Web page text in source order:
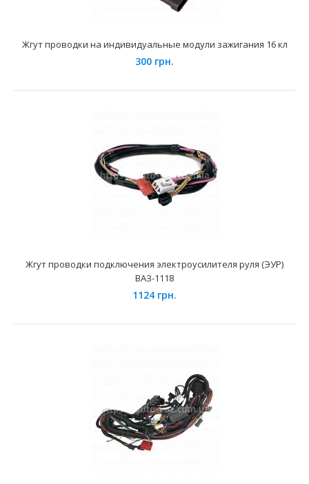
Высоковольтные провода ВАЗ-21214 Cargen (инж.)
Высоковольтные провода ВАЗ-2123 Cargen
Применение на автомобилях семейства ВАЗ-2123 "Niva
Chevrolet" и их модификаций укомплектованных 8-ми..
Жгут проводки на индивидуальные модули зажигания 16 кл
300 грн.
Жгут проводки подключения электроусилителя руля (ЭУР)
ВАЗ-1118
1124 грн.